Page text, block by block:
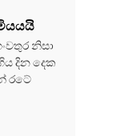
නිසා
දින දෙක
රටේ